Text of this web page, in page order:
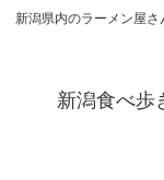
新潟県内のラーメン屋
新潟食べ